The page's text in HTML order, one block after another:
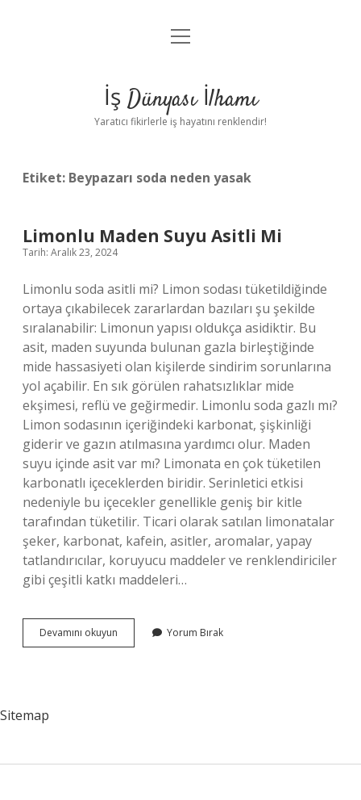
Anasayfa
Yasal Uyarı
menüyü
İş Dünyası İlhamı
Yaratıcı fikirlerle iş hayatını renklendir!
Etiket: Beypazarı soda neden yasak
Limonlu Maden Suyu Asitli Mi
Tarih: Aralık 23, 2024
Limonlu soda asitli mi? Limon sodası tüketildiğinde
ortaya çıkabilecek zararlardan bazıları şu şekilde
sıralanabilir: Limonun yapısı oldukça asidiktir. Bu
asit, maden suyunda bulunan gazla birleştiğinde
mide hassasiyeti olan kişilerde sindirim sorunlarına
yol açabilir. En sık görülen rahatsızlıklar mide
ekşimesi, reflü ve geğirmedir. Limonlu soda gazlı mı?
Limon sodasının içeriğindeki karbonat, şişkinliği
giderir ve gazın atılmasına yardımcı olur. Maden
suyu içinde asit var mı? Limonata en çok tüketilen
karbonatlı içeceklerden biridir. Serinletici etkisi
nedeniyle bu içecekler genellikle geniş bir kitle
tarafından tüketilir. Ticari olarak satılan limonatalar
şeker, karbonat, kafein, asitler, aromalar, yapay
tatlandırıcılar, koruyucu maddeler ve renklendiriciler
gibi çeşitli katkı maddeleri…
Devamını okuyun Limonlu
Maden
Yorum Bırak
Sitemap